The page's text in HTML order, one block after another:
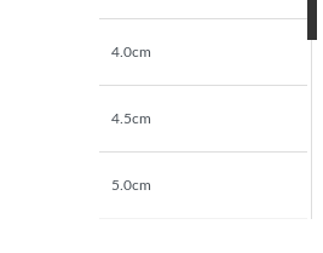
4.0cm
4.5cm
5.0cm